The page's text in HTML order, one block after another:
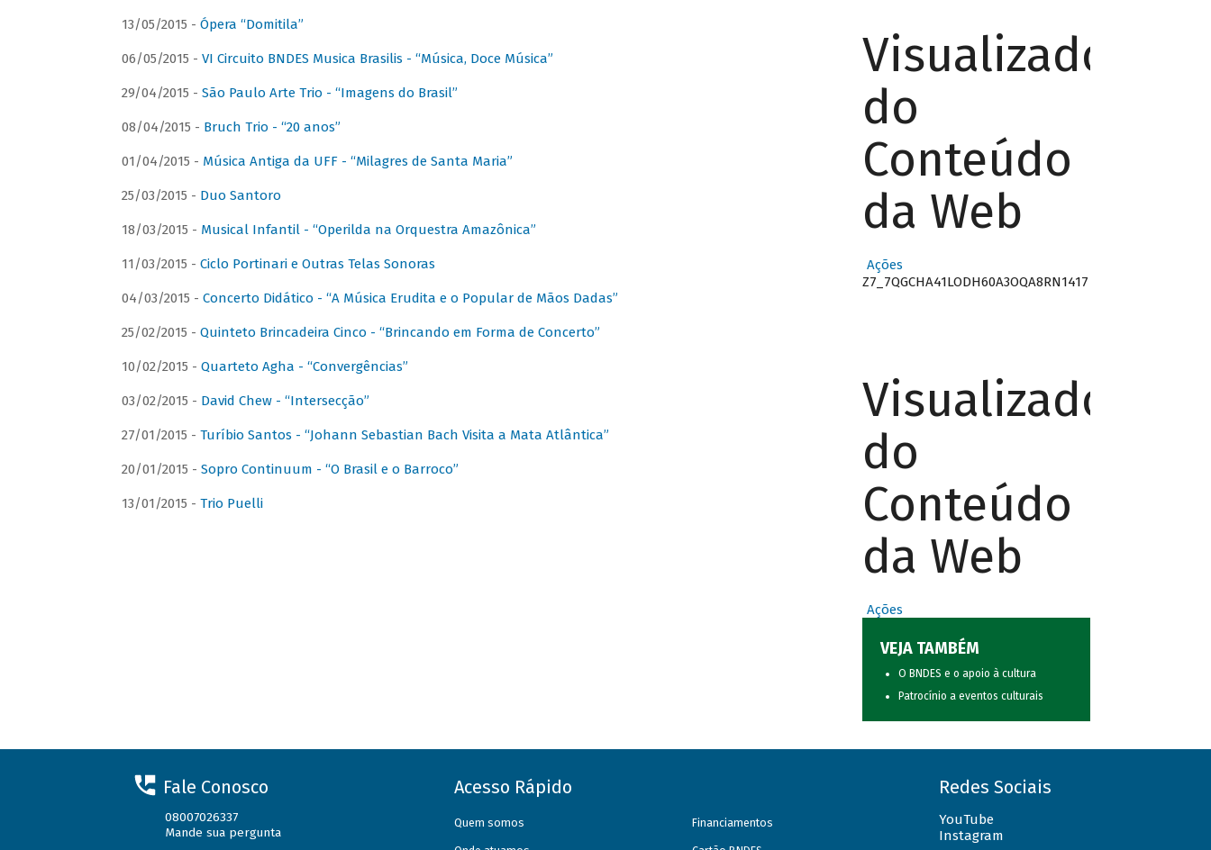
13/05/2015 - Ópera “Domitila”
06/05/2015 - VI Circuito BNDES Musica Brasilis - “Música, Doce Música”
29/04/2015 - São Paulo Arte Trio - “Imagens do Brasil”
08/04/2015 - Bruch Trio - “20 anos”
01/04/2015 - Música Antiga da UFF - “Milagres de Santa Maria”
25/03/2015 - Duo Santoro
18/03/2015 - Musical Infantil - “Operilda na Orquestra Amazônica”
11/03/2015 - Ciclo Portinari e Outras Telas Sonoras
04/03/2015 - Concerto Didático - “A Música Erudita e o Popular de Mãos Dadas”
25/02/2015 - Quinteto Brincadeira Cinco - “Brincando em Forma de Concerto”
10/02/2015 - Quarteto Agha - “Convergências”
03/02/2015 - David Chew - “Intersecção”
27/01/2015 - Turíbio Santos - “Johann Sebastian Bach Visita a Mata Atlântica”
20/01/2015 - Sopro Continuum - “O Brasil e o Barroco”
13/01/2015 - Trio Puelli
Visualizador
do
Conteúdo
da Web
Ações
Z7_7QGCHA41LODH60A3OQA8RN1417
Visualizador
do
Conteúdo
da Web
Ações
VEJA TAMBÉM
O BNDES e o apoio à cultura
Patrocínio a eventos culturais
Fale Conosco
08007026337
Mande sua pergunta
Acesso Rápido
Quem somos Financiamentos
Redes Sociais
YouTube
Instagram